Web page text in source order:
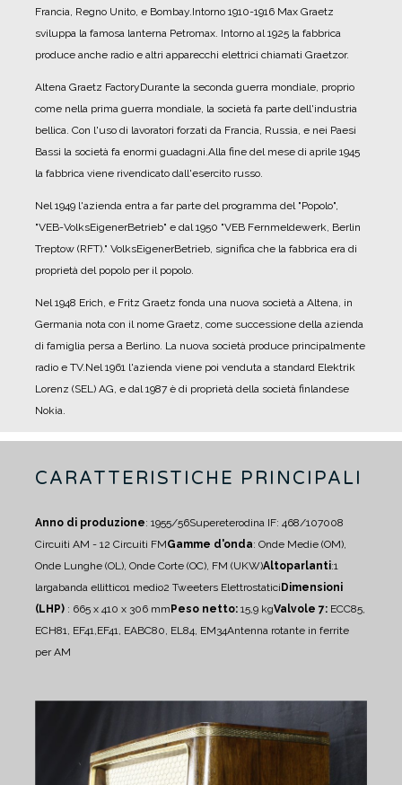
Francia, Regno Unito, e Bombay. Intorno 1910-1916 Max Graetz
sviluppa la famosa lanterna Petromax. Intorno al 1925 la fabbrica
produce anche radio e altri apparecchi elettrici chiamati Graetzor.
Altena Graetz FactoryDurante la seconda guerra mondiale, proprio
come nella prima guerra mondiale, la società fa parte dell'industria
bellica. Con l'uso di lavoratori forzati da Francia, Russia, e nei Paesi
Bassi la società fa enormi guadagni. Alla fine del mese di aprile 1945
la fabbrica viene rivendicato dall'esercito russo.
Nel 1949 l'azienda entra a far parte del programma del "Popolo",
"VEB-VolksEigenerBetrieb" e dal 1950 "VEB Fernmeldewerk, Berlin
Treptow (RFT)." VolksEigenerBetrieb, significa che la fabbrica era di
proprietà del popolo per il popolo.
Nel 1948 Erich, e Fritz Graetz fonda una nuova società a Altena, in
Germania nota con il nome Graetz, come successione della azienda
di famiglia persa a Berlino. La nuova società produce principalmente
radio e TV. Nel 1961 l'azienda viene poi venduta a standard Elektrik
Lorenz (SEL) AG, e dal 1987 è di proprietà della società finlandese
Nokia.
CARATTERISTICHE PRINCIPALI
Anno di produzione: 1955/56Supereterodina IF: 468/107008
Circuiti AM - 12 Circuiti FMGamme d'onda: Onde Medie (OM),
Onde Lunghe (OL), Onde Corte (OC), FM (UKW)Altoparlanti:1
largabanda ellittico1 medio2 Tweeters ElettrostaticiDimensioni
(LHP) : 665 x 410 x 306 mmPeso netto: 15,9 kgValvole 7: ECC85,
ECH81, EF41,EF41, EABC80, EL84, EM34Antenna rotante in ferrite
per AM